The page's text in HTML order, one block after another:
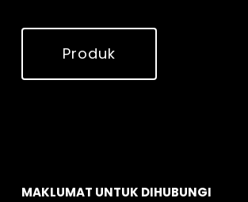
Produk
MAKLUMAT UNTUK DIHUBUNGI